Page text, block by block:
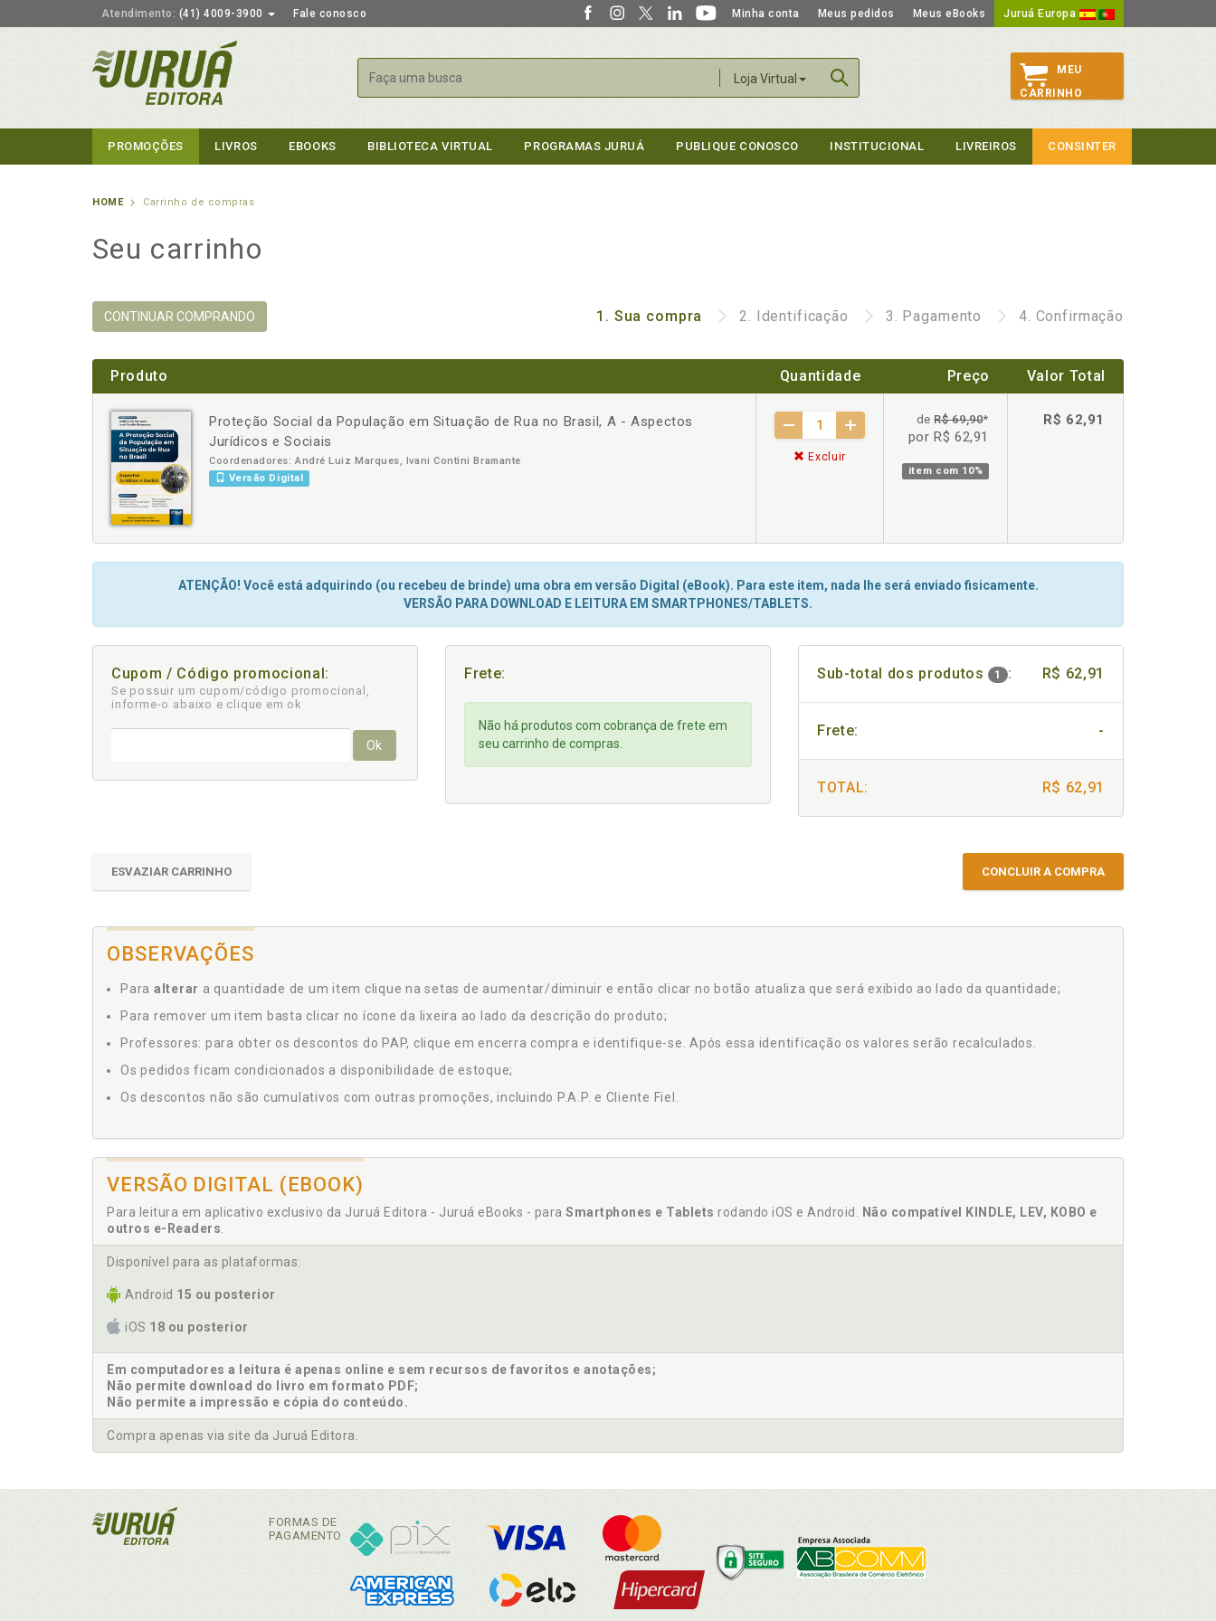
Atendimento: (41) 4009-3900 Fale conosco Minha conta Meus pedidos Meus eBooks Juruá Europa
Loja Virtual
Buscar
MEU
CARRINHO
PROMOÇÕES LIVROS EBOOKS BIBLIOTECA VIRTUAL PROGRAMAS JURUÁ PUBLIQUE CONOSCO INSTITUCIONAL LIVREIROS CONSINTER
HOME Carrinho de compras
Seu carrinho
CONTINUAR COMPRANDO 1. Sua compra 2. Identificação 3. Pagamento 4. Confirmação
Produto Quantidade Preço Valor Total
Proteção Social da População em Situação de Rua no Brasil, A - Aspectos
Jurídicos e Sociais
Coordenadores: André Luiz Marques, Ivani Contini Bramante
Versão Digital
- +
Excluir
deR$ 69,90*
por R$ 62,91
item com 10%
R$ 62,91
ATENÇÃO! Você está adquirindo (ou recebeu de brinde) uma obra em versão Digital (eBook). Para este item, nada lhe será enviado fisicamente.
VERSÃO PARA DOWNLOAD E LEITURA EM SMARTPHONES/TABLETS.
Cupom / Código promocional:
Se possuir um cupom/código promocional,
informe-o abaixo e clique em ok
Ok
Frete:
Não há produtos com cobrança de frete em
seu carrinho de compras.
Sub-total dos produtos 1 : R$ 62,91
Frete: -
TOTAL: R$ 62,91
ESVAZIAR CARRINHO CONCLUIR A COMPRA
OBSERVAÇÕES
Para alterar a quantidade de um item clique na setas de aumentar/diminuir e então clicar no botão atualiza que será exibido ao lado da quantidade;
Para remover um item basta clicar no ícone da lixeira ao lado da descrição do produto;
Professores: para obter os descontos do PAP, clique em encerra compra e identifique-se. Após essa identificação os valores serão recalculados.
Os pedidos ficam condicionados a disponibilidade de estoque;
Os descontos não são cumulativos com outras promoções, incluindo P.A.P. e Cliente Fiel.
VERSÃO DIGITAL (EBOOK)
Para leitura em aplicativo exclusivo da Juruá Editora - Juruá eBooks - para Smartphones e Tablets rodando iOS e Android.
Não compatível KINDLE, LEV, KOBO e
outros e-Readers
Disponível para as plataformas:
Android 15 ou posterior
iOS 18 ou posterior
Em computadores a leitura é apenas online e sem recursos de favoritos e anotações;
Não permite download do livro em formato PDF;
Não permite a impressão e cópia do conteúdo.
Compra apenas via site da Juruá Editora.
FORMAS DE
PAGAMENTO